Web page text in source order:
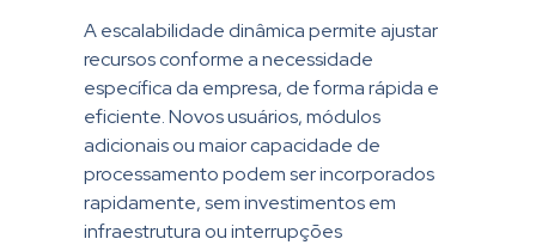
A escalabilidade dinâmica permite ajustar
recursos conforme a necessidade
específica da empresa, de forma rápida e
eficiente. Novos usuários, módulos
adicionais ou maior capacidade de
processamento podem ser incorporados
rapidamente, sem investimentos em
infraestrutura ou interrupções